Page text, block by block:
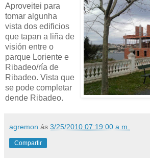
Aproveitei para
tomar algunha
vista dos edificios
que tapan a liña de
visión entre o
parque Loriente e
Ribadeo/ría de
Ribadeo. Vista que
se pode completar
dende Ribadeo.
agremon ás 3/25/2010 07:19:00 a.m.
Compartir